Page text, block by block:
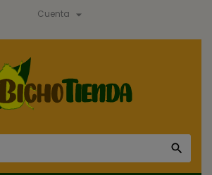
Cuenta 
